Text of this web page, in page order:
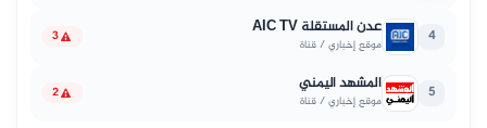
4 عدن المستقلة AIC TV
موقع إخباري / قناة 3
5 المشهد اليمني
موقع إخباري / قناة 2